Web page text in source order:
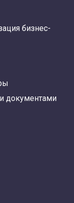
бизнес-
документами